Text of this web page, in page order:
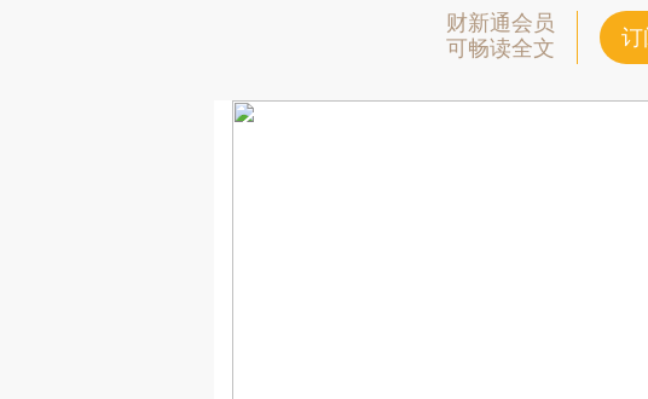
财新通会员
可畅读全文
订